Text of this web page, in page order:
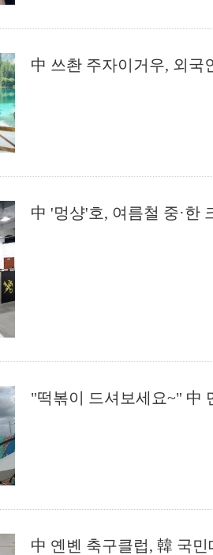
中 쓰촨 주자이거우, 외국
中 '멍샹'호, 여름철 중·한
"떡볶이 드셔보세요~" 中
中 옌볜 축구클럽, 韓 국